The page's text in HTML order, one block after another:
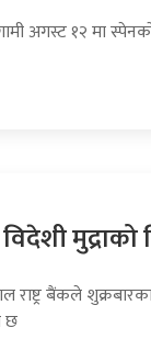
अगस्ट १२ मा
राष्ट्र बैंकले
छ